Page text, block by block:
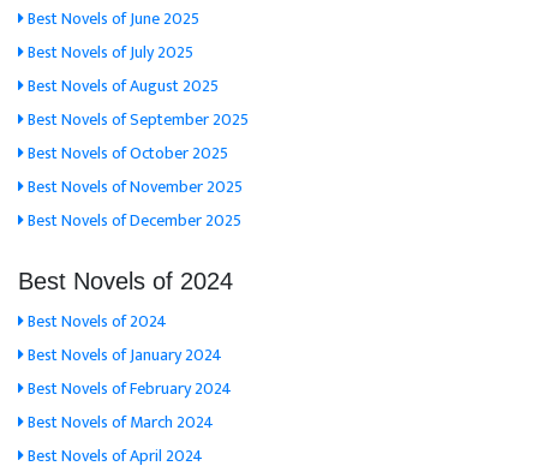
Best Novels of June 2025
Best Novels of July 2025
Best Novels of August 2025
Best Novels of September 2025
Best Novels of October 2025
Best Novels of November 2025
Best Novels of December 2025
Best Novels of 2024
Best Novels of 2024
Best Novels of January 2024
Best Novels of February 2024
Best Novels of March 2024
Best Novels of April 2024